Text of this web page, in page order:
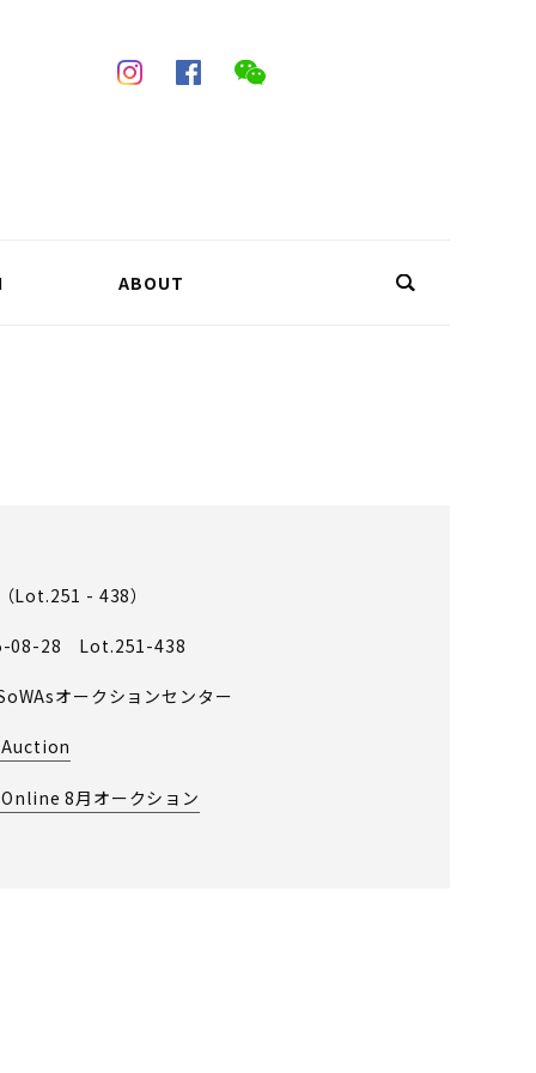
ABOUT
Lot.251 - 438）
08-28 Lot.251-438
オークションセンター
8月オークション